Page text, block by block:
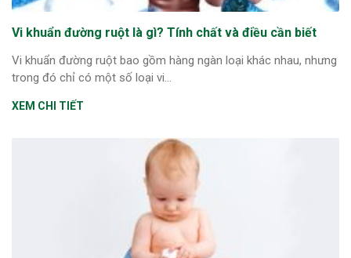
Vi khuẩn đường ruột là gì? Tính chất và điều cần biết
Vi khuẩn đường ruột bao gồm hàng ngàn loại khác nhau, nhưng
trong đó chỉ có một số loại vi...
XEM CHI TIẾT